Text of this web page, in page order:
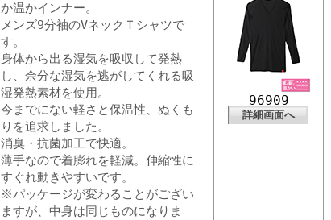
か温かインナー。
メンズ9分袖のVネックＴシャツで
す。
身体から出る湿気を吸収して発熱
し、余分な湿気を逃がしてくれる吸
湿発熱素材を使用。
今までにない軽さと保温性、ぬくも
りを追求しました。
消臭・抗菌加工で快適。
薄手なので着膨れを軽減。伸縮性に
すぐれ動きやすいです。
※パッケージが変わることがござい
ますが、中身は同じものになりま
96909
詳細画面へ